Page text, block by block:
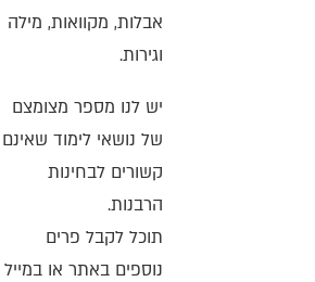
אבלות, מקוואות, מילה
וגירות.
יש לנו מספר מצומצם
של נושאי לימוד שאינם
קשורים לבחינות
הרבנות.
תוכל לקבל פרים
נוספים באתר או במייל